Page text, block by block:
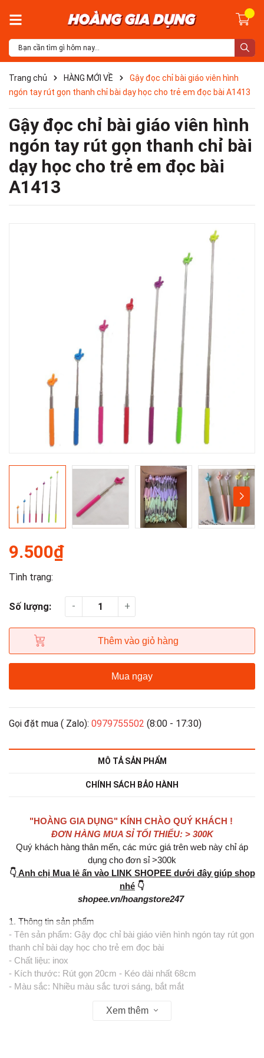
Trang chủ HÀNG MỚI VỀ
Gậy đọc chỉ bài giáo viên hình
ngón tay rút gọn thanh chỉ bài dạy học cho trẻ em đọc bài A1413
Gậy đọc chỉ bài giáo viên hình
ngón tay rút gọn thanh chỉ bài
dạy học cho trẻ em đọc bài
A1413
9.500₫
Tình trạng:
Số lượng: - +
Thêm vào giỏ hàng
Mua ngay
Gọi đặt mua ( Zalo): 0979755502 (8:00 - 17:30)
MÔ TẢ SẢN PHẨM
CHÍNH SÁCH BẢO HÀNH
"HOÀNG GIA DỤNG" KÍNH CHÀO QUÝ KHÁCH !
ĐƠN HÀNG MUA SỈ TỐI THIỂU: > 300K
Quý khách hàng thân mến, các mức giá trên web này chỉ áp
dụng cho đơn sỉ >300k
👇Anh chị Mua lẻ ấn vào LINK SHOPEE dưới đây giúp shop
nhé 👇
shopee.vn/hoangstore247
1. Thông tin sản phẩm
- Tên sản phẩm: Gậy đọc chỉ bài giáo viên hình ngón tay rút gọn
thanh chỉ bài dạy học cho trẻ em đọc bài
- Chất liệu: inox
- Kích thước: Rút gọn 20cm - Kéo dài nhất 68cm
- Màu sắc: Nhiều màu sắc tươi sáng, bắt mắt
chắc chắn, tay cầm bọc nhựa chống trượt
Xem thêm